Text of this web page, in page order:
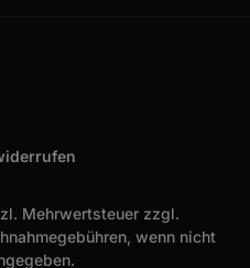
Mehrwertsteuer zzgl.
wenn nicht